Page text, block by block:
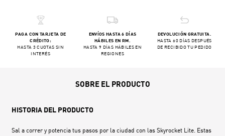
PAGA CON TARJETA DE
CRÉDITO:
HASTA 3 CUOTAS SIN
INTERÉS
ENVÍOS HASTA 6 DÍAS
HÁBILES EN RM.
HASTA 9 DÍAS HÁBILES EN
REGIONES
DEVOLUCIÓN GRATUITA.
HASTA 60 DÍAS DESPUÉS
DE RECIBIDO TU PEDIDO
SOBRE EL PRODUCTO
HISTORIA DEL PRODUCTO
Sal a correr y potencia tus pasos por la ciudad con las Skyrocket Lite. Estas